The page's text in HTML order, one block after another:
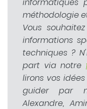
méthodologie
Vous
informations
techniques ?
part via notre
lirons vos
guider par
Alexandre,